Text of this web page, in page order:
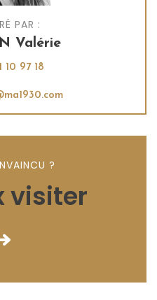
?
visiter
PAR :
Valérie
10 97 18